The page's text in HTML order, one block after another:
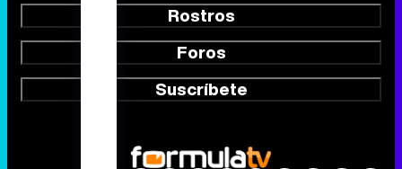
Rostros
Foros
Suscríbete